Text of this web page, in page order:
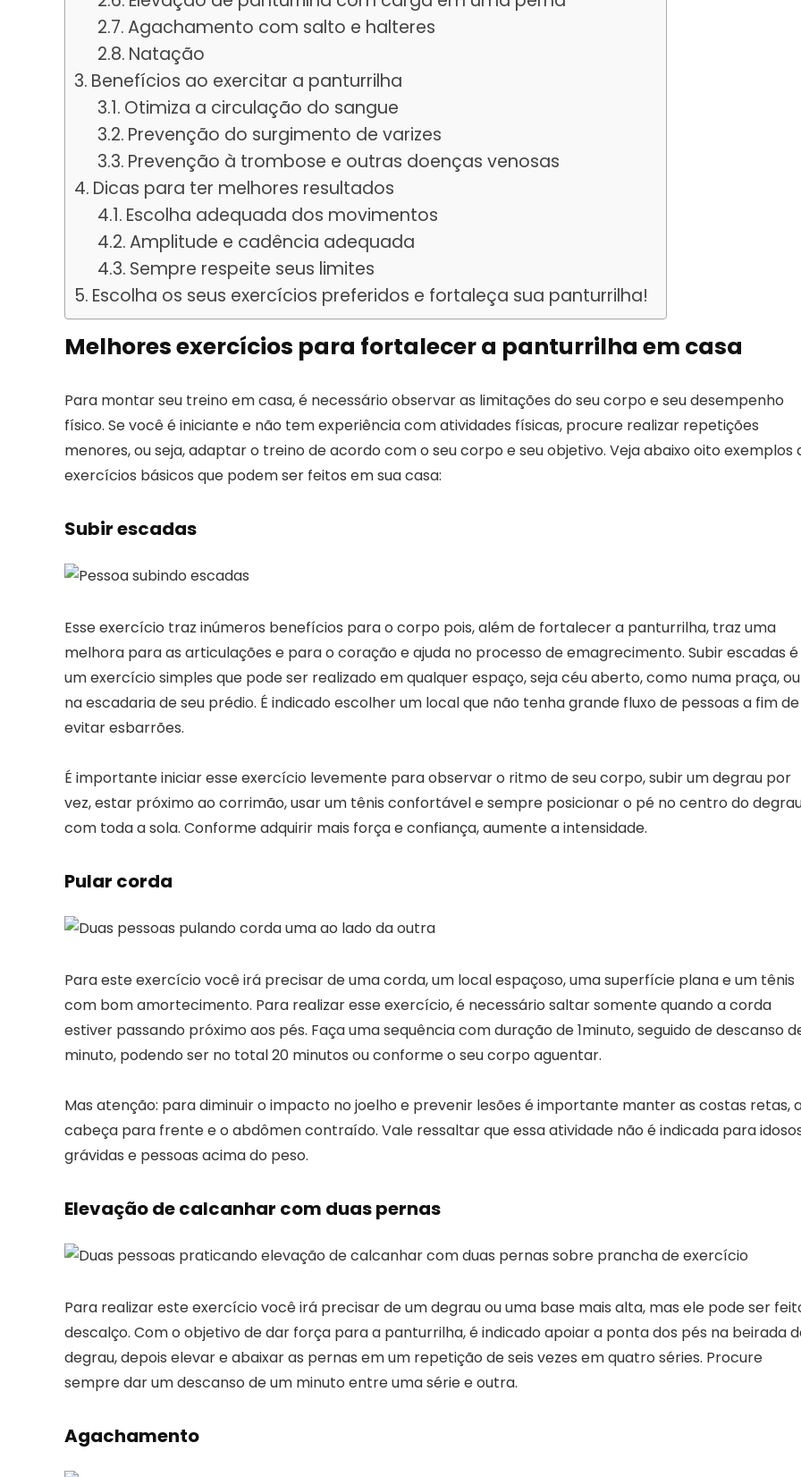
Agachamento com salto e halteres
Natação
Benefícios ao exercitar a panturrilha
Otimiza a circulação do sangue
Prevenção do surgimento de varizes
Prevenção à trombose e outras doenças venosas
Dicas para ter melhores resultados
Escolha adequada dos movimentos
Amplitude e cadência adequada
Sempre respeite seus limites
Escolha os seus exercícios preferidos e fortaleça sua panturrilha!
Melhores exercícios para fortalecer a panturrilha em casa
Para montar seu treino em casa, é necessário observar as limitações do seu corpo e seu desempenho
físico. Se você é iniciante e não tem experiência com atividades físicas, procure realizar repetições
menores, ou seja, adaptar o treino de acordo com o seu corpo e seu objetivo. Veja abaixo oito exemplos
exercícios básicos que podem ser feitos em sua casa:
Subir escadas
Esse exercício traz inúmeros benefícios para o corpo pois, além de fortalecer a panturrilha, traz uma
melhora para as articulações e para o coração e ajuda no processo de emagrecimento. Subir escadas é
um exercício simples que pode ser realizado em qualquer espaço, seja céu aberto, como numa praça, ou
na escadaria de seu prédio. É indicado escolher um local que não tenha grande fluxo de pessoas a fim de
evitar esbarrões.
É importante iniciar esse exercício levemente para observar o ritmo de seu corpo, subir um degrau por
vez, estar próximo ao corrimão, usar um tênis confortável e sempre posicionar o pé no centro do
com toda a sola. Conforme adquirir mais força e confiança, aumente a intensidade.
Pular corda
Para este exercício você irá precisar de uma corda, um local espaçoso, uma superfície plana e um tênis
com bom amortecimento. Para realizar esse exercício, é necessário saltar somente quando a corda
estiver passando próximo aos pés. Faça uma sequência com duração de 1minuto, seguido de descanso
minuto, podendo ser no total 20 minutos ou conforme o seu corpo aguentar.
Mas atenção: para diminuir o impacto no joelho e prevenir lesões é importante manter as costas retas,
cabeça para frente e o abdômen contraído. Vale ressaltar que essa atividade não é indicada para
grávidas e pessoas acima do peso.
Elevação de calcanhar com duas pernas
Para realizar este exercício você irá precisar de um degrau ou uma base mais alta, mas ele pode ser
descalço. Com o objetivo de dar força para a panturrilha, é indicado apoiar a ponta dos pés na beirada
degrau, depois elevar e abaixar as pernas em um repetição de seis vezes em quatro séries. Procure
sempre dar um descanso de um minuto entre uma série e outra.
Agachamento